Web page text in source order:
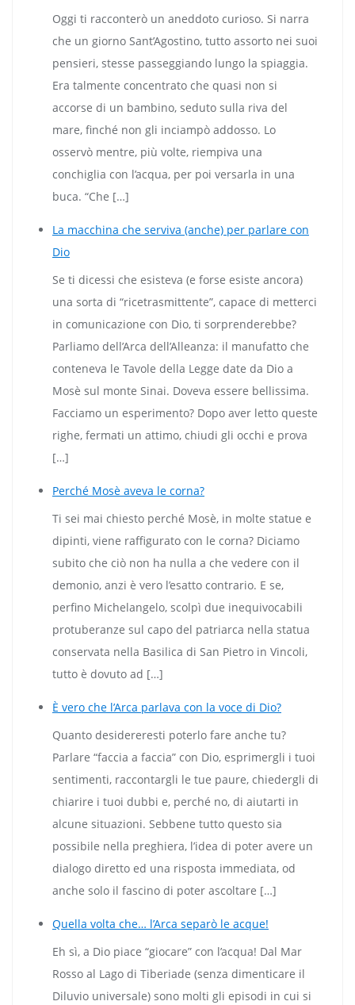
Oggi ti racconterò un aneddoto curioso. Si narra
che un giorno Sant’Agostino, tutto assorto nei suoi
pensieri, stesse passeggiando lungo la spiaggia.
Era talmente concentrato che quasi non si
accorse di un bambino, seduto sulla riva del
mare, finché non gli inciampò addosso. Lo
osservò mentre, più volte, riempiva una
conchiglia con l’acqua, per poi versarla in una
buca. “Che […]
La macchina che serviva (anche) per parlare con
Dio
Se ti dicessi che esisteva (e forse esiste ancora)
una sorta di “ricetrasmittente”, capace di metterci
in comunicazione con Dio, ti sorprenderebbe?
Parliamo dell’Arca dell’Alleanza: il manufatto che
conteneva le Tavole della Legge date da Dio a
Mosè sul monte Sinai. Doveva essere bellissima.
Facciamo un esperimento? Dopo aver letto queste
righe, fermati un attimo, chiudi gli occhi e prova
[…]
Perché Mosè aveva le corna?
Ti sei mai chiesto perché Mosè, in molte statue e
dipinti, viene raffigurato con le corna? Diciamo
subito che ciò non ha nulla a che vedere con il
demonio, anzi è vero l’esatto contrario. E se,
perfino Michelangelo, scolpì due inequivocabili
protuberanze sul capo del patriarca nella statua
conservata nella Basilica di San Pietro in Vincoli,
tutto è dovuto ad […]
È vero che l’Arca parlava con la voce di Dio?
Quanto desidereresti poterlo fare anche tu?
Parlare “faccia a faccia” con Dio, esprimergli i tuoi
sentimenti, raccontargli le tue paure, chiedergli di
chiarire i tuoi dubbi e, perché no, di aiutarti in
alcune situazioni. Sebbene tutto questo sia
possibile nella preghiera, l’idea di poter avere un
dialogo diretto ed una risposta immediata, od
anche solo il fascino di poter ascoltare […]
Quella volta che… l’Arca separò le acque!
Eh sì, a Dio piace “giocare” con l’acqua! Dal Mar
Rosso al Lago di Tiberiade (senza dimenticare il
Diluvio universale) sono molti gli episodi in cui si